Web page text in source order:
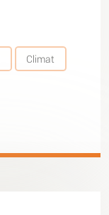
Climat